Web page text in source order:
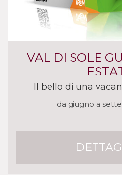
VAL DI SOLE
Il bello di una
da giugno a